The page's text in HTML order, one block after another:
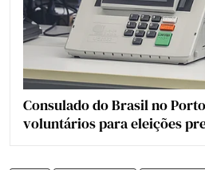
Consulado do Brasil no
voluntários para eleições